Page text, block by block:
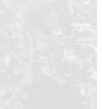
Compartilhar